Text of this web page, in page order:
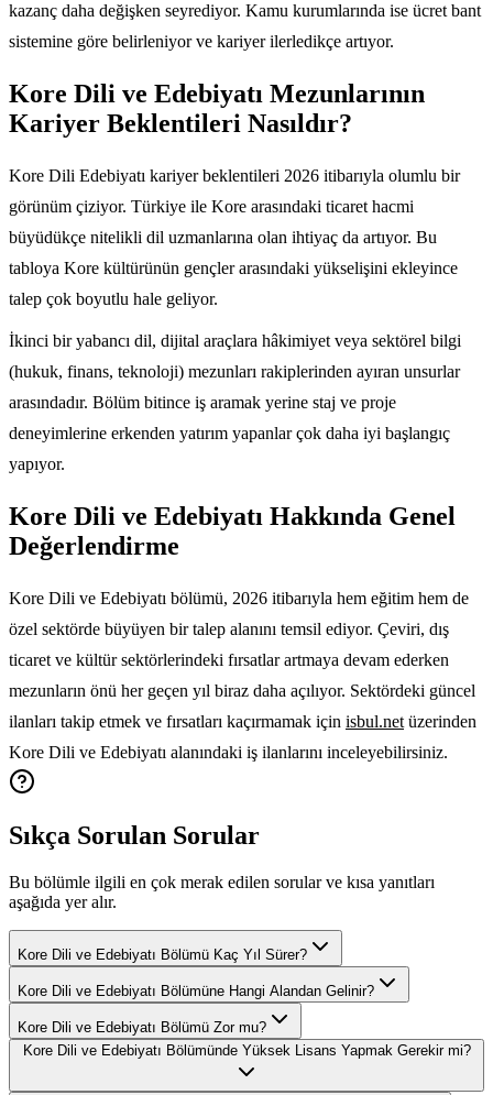
kazanç daha değişken seyrediyor. Kamu kurumlarında ise ücret bant
sistemine göre belirleniyor ve kariyer ilerledikçe artıyor.
Kore Dili ve Edebiyatı Mezunlarının
Kariyer Beklentileri Nasıldır?
Kore Dili Edebiyatı kariyer beklentileri 2026 itibarıyla olumlu bir
görünüm çiziyor. Türkiye ile Kore arasındaki ticaret hacmi
büyüdükçe nitelikli dil uzmanlarına olan ihtiyaç da artıyor. Bu
tabloya Kore kültürünün gençler arasındaki yükselişini ekleyince
talep çok boyutlu hale geliyor.
İkinci bir yabancı dil, dijital araçlara hâkimiyet veya sektörel bilgi
(hukuk, finans, teknoloji) mezunları rakiplerinden ayıran unsurlar
arasındadır. Bölüm bitince iş aramak yerine staj ve proje
deneyimlerine erkenden yatırım yapanlar çok daha iyi başlangıç
yapıyor.
Kore Dili ve Edebiyatı Hakkında Genel
Değerlendirme
Kore Dili ve Edebiyatı bölümü, 2026 itibarıyla hem eğitim hem de
özel sektörde büyüyen bir talep alanını temsil ediyor. Çeviri, dış
ticaret ve kültür sektörlerindeki fırsatlar artmaya devam ederken
mezunların önü her geçen yıl biraz daha açılıyor. Sektördeki güncel
ilanları takip etmek ve fırsatları kaçırmamak için isbul.net üzerinden
Kore Dili ve Edebiyatı alanındaki iş ilanlarını inceleyebilirsiniz.
Sıkça Sorulan Sorular
Bu bölümle ilgili en çok merak edilen sorular ve kısa yanıtları
aşağıda yer alır.
Kore Dili ve Edebiyatı Bölümü Kaç Yıl Sürer?
Kore Dili ve Edebiyatı Bölümüne Hangi Alandan Gelinir?
Kore Dili ve Edebiyatı Bölümü Zor mu?
Kore Dili ve Edebiyatı Bölümünde Yüksek Lisans Yapmak Gerekir mi?